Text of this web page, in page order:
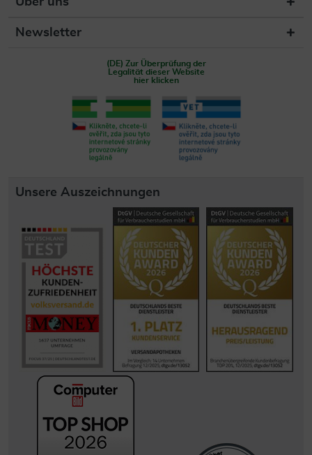
Newsletter
(DE) Zur Überprüfung der
Legalität dieser Website
hier klicken
Unsere Auszeichnungen